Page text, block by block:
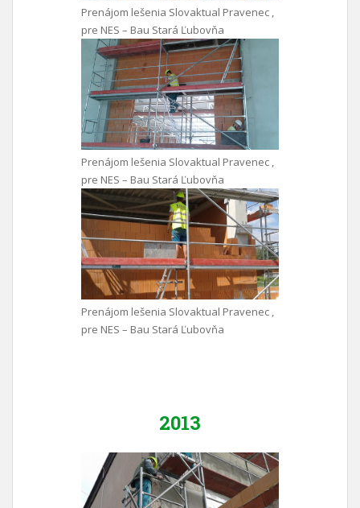
Prenájom lešenia Slovaktual Pravenec ,
pre NES – Bau Stará Ľubovňa
Prenájom lešenia Slovaktual Pravenec ,
pre NES – Bau Stará Ľubovňa
Prenájom lešenia Slovaktual Pravenec ,
pre NES – Bau Stará Ľubovňa
2013